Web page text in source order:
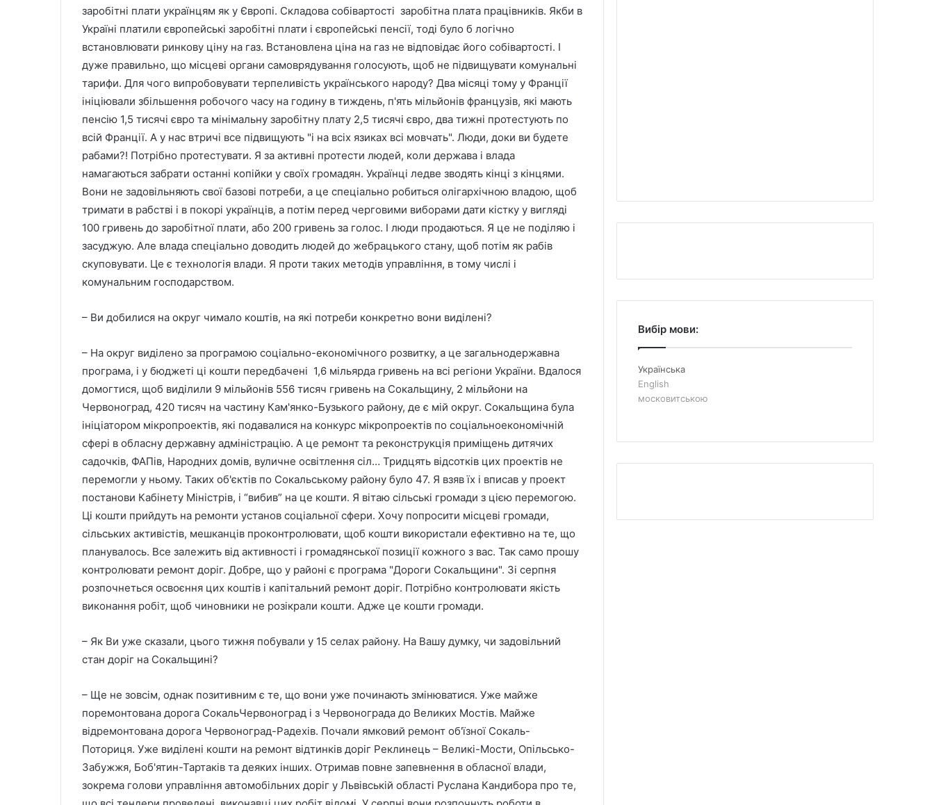
заробітні плати українцям як у Європі. Складова собівартості заробітна плата працівників. Якби в
Україні платили європейські заробітні плати і європейські пенсії, тоді було б логічно
встановлювати ринкову ціну на газ. Встановлена ціна на газ не відповідає його собівартості. І
дуже правильно, що місцеві органи самоврядування голосують, щоб не підвищувати комунальні
тарифи. Для чого випробовувати терпеливість українського народу? Два місяці тому у Франції
ініціювали збільшення робочого часу на годину в тиждень, п'ять мільйонів французів, які мають
пенсію 1,5 тисячі євро та мінімальну заробітну плату 2,5 тисячі євро, два тижні протестують по
всій Франції. А у нас втричі все підвищують "і на всіх язиках всі мовчать". Люди, доки ви будете
рабами?! Потрібно протестувати. Я за активні протести людей, коли держава і влада
намагаються забрати останні копійки у своїх громадян. Українці ледве зводять кінці з кінцями.
Вони не задовільняють свої базові потреби, а це спеціально робиться олігархічною владою, щоб
тримати в рабстві і в покорі українців, а потім перед черговими виборами дати кістку у вигляді
100 гривень до заробітної плати, або 200 гривень за голос. І люди продаються. Я це не поділяю і
засуджую. Але влада спеціально доводить людей до жебрацького стану, щоб потім як рабів
скуповувати. Це є технологія влади. Я проти таких методів управління, в тому числі і
комунальним господарством.
– Ви добилися на округ чимало коштів, на які потреби конкретно вони виділені?
– На округ виділено за програмою соціально-економічного розвитку, а це загальнодержавна
програма, і у бюджеті ці кошти передбачені 1,6 мільярда гривень на всі регіони України. Вдалося
домогтися, щоб виділили 9 мільйонів 556 тисяч гривень на Сокальщину, 2 мільйони на
Червоноград, 420 тисяч на частину Кам'янко-Бузького району, де є мій округ. Сокальщина була
ініціатором мікропроектів, які подавалися на конкурс мікропроектів по соціальноекономічній
сфері в обласну державну адміністрацію. А це ремонт та реконструкція приміщень дитячих
садочків, ФАПів, Народних домів, вуличне освітлення сіл… Тридцять відсотків цих проектів не
перемогли у ньому. Таких об'єктів по Сокальському району було 47. Я взяв їх і вписав у проект
постанови Кабінету Міністрів, і “вибив” на це кошти. Я вітаю сільські громади з цією перемогою.
Ці кошти прийдуть на ремонти установ соціальної сфери. Хочу попросити місцеві громади,
сільських активістів, мешканців проконтролювати, щоб кошти використали ефективно на те, що
планувалось. Все залежить від активності і громадянської позиції кожного з вас. Так само прошу
контролювати ремонт доріг. Добре, що у районі є програма "Дороги Сокальщини". Зі серпня
розпочнеться освоєння цих коштів і капітальний ремонт доріг. Потрібно контролювати якість
виконання робіт, щоб чиновники не розікрали кошти. Адже це кошти громади.
– Як Ви уже сказали, цього тижня побували у 15 селах району. На Вашу думку, чи задовільний
стан доріг на Сокальщині?
– Ще не зовсім, однак позитивним є те, що вони уже починають змінюватися. Уже майже
поремонтована дорога СокальЧервоноград і з Червонограда до Великих Мостів. Майже
відремонтована дорога Червоноград-Радехів. Почали ямковий ремонт об'їзної Сокаль-
Поториця. Уже виділені кошти на ремонт відтинків доріг Реклинець – Великі-Мости, Опільсько-
Забужжя, Боб'ятин-Тартаків та деяких інших. Отримав повне запевнення в обласної влади,
зокрема голови управління автомобільних доріг у Львівській області Руслана Кандибора про те,
Вибір мови:
Українська
English
московитською